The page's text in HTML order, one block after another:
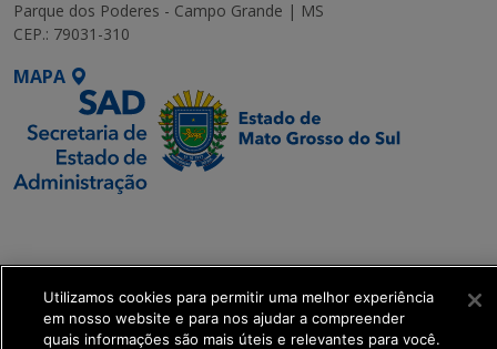
Parque dos Poderes - Campo Grande | MS
CEP.: 79031-310
MAPA
Transformação Digital
get_footer();
Utilizamos cookies para permitir uma melhor experiência
em nosso website e para nos ajudar a compreender
quais informações são mais úteis e relevantes para você.